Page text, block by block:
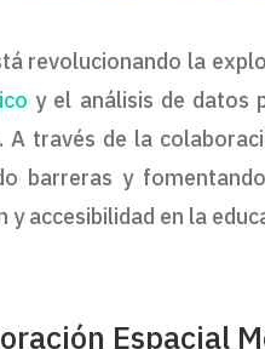
revolucionando la
y el análisis de datos
través de la
barreras y
y accesibilidad en la
Espacial